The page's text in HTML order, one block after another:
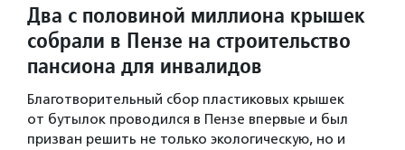
Два с половиной миллиона крышек
собрали в Пензе на строительство
пансиона для инвалидов
Благотворительный сбор пластиковых крышек
от бутылок проводился в Пензе впервые и был
призван решить не только экологическую, но и